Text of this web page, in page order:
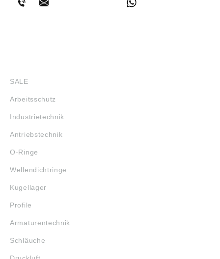
SALE
Arbeitsschutz
Industrietechnik
Antriebstechnik
O-Ringe
Wellendichtringe
Kugellager
Profile
Armaturentechnik
Schläuche